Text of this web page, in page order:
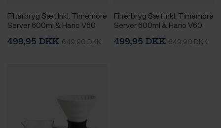
Filterbryg Sæt Inkl. Timemore
Server 600ml & Hario V60
Keramik 2 Kop. Turkis & 100
499,95 DKK 649,90 DKK
Filterbryg Sæt Inkl. Timemore
Server 600ml & Hario V60
Keramik 2 Kop. Pink & 100
499,95 DKK 649,90 DKK